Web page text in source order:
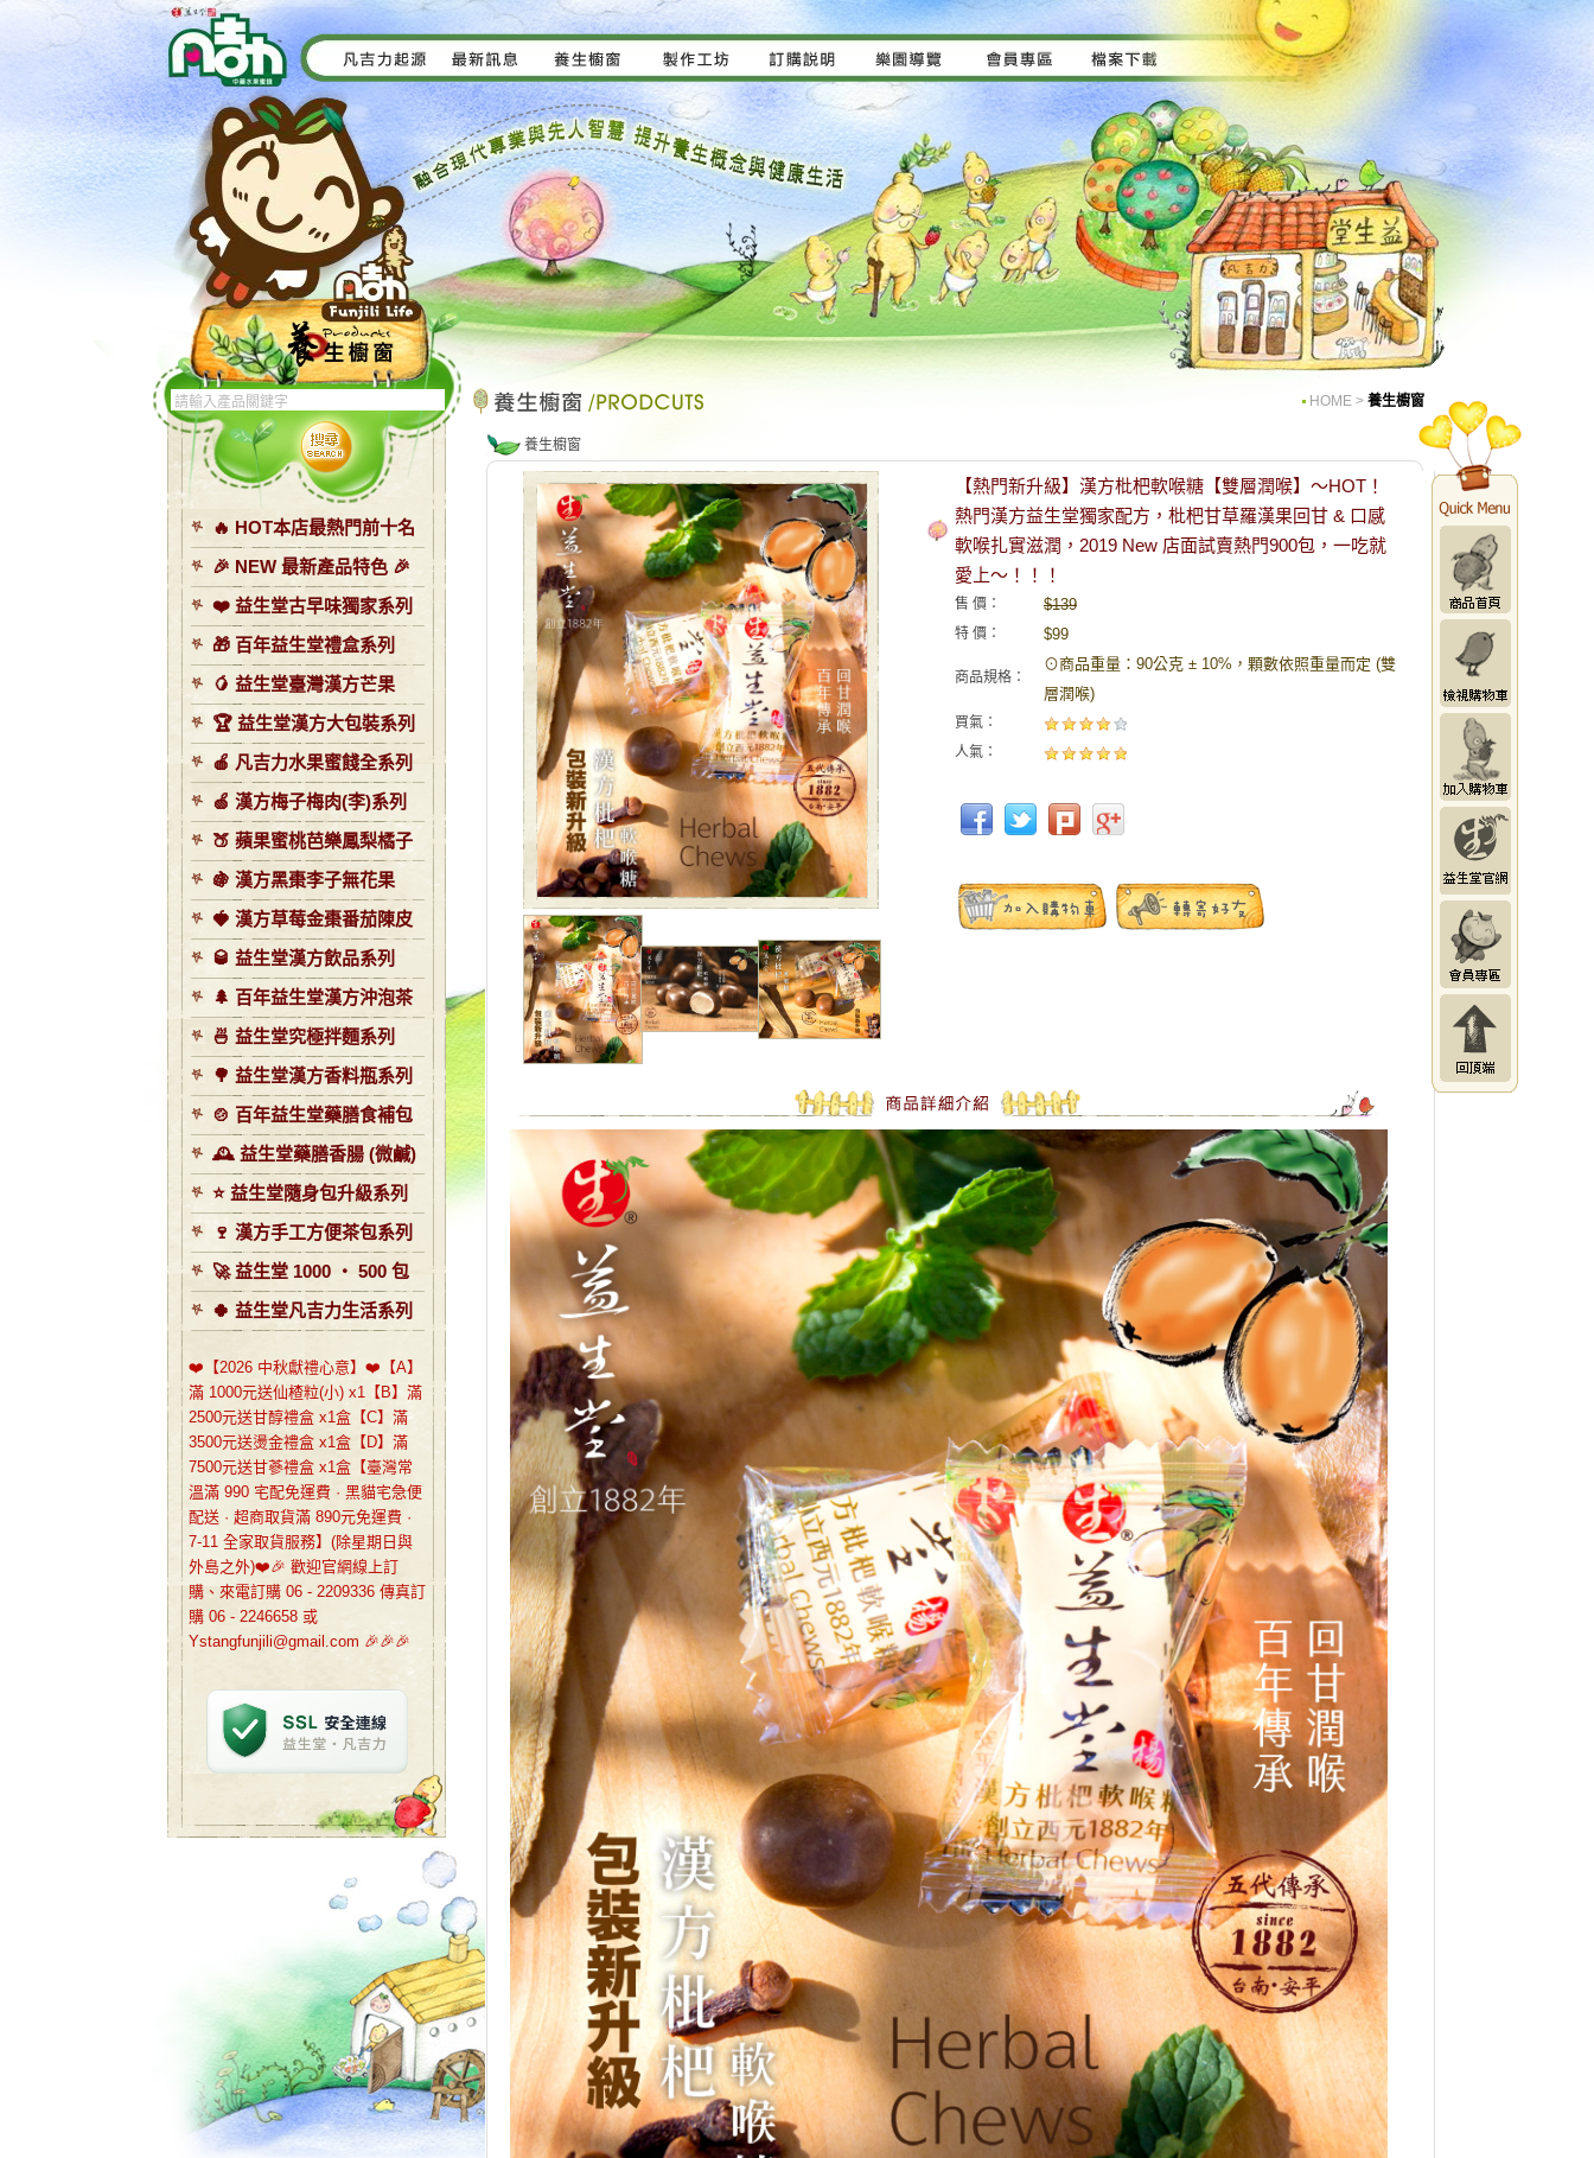
🔥 HOT本店最熱門前十名
🎉 NEW 最新產品特色 🎉
❤️ 益生堂古早味獨家系列
🎁 百年益生堂禮盒系列
🥭 益生堂臺灣漢方芒果
🏆 益生堂漢方大包裝系列
🍎 凡吉力水果蜜餞全系列
🍏 漢方梅子梅肉(李)系列
🍑 蘋果蜜桃芭樂鳳梨橘子
🍇 漢方黑棗李子無花果
🍓 漢方草莓金棗番茄陳皮
🥃 益生堂漢方飲品系列
🌲 百年益生堂漢方沖泡茶
🍜 益生堂究極拌麵系列
🌳 益生堂漢方香料瓶系列
🍲 百年益生堂藥膳食補包
🕰️ 益生堂藥膳香腸 (微鹹)
⭐️ 益生堂隨身包升級系列
🍷 漢方手工方便茶包系列
🚀 益生堂 1000 ‧ 500 包
🍀 益生堂凡吉力生活系列
❤️【2026 中秋獻禮心意】❤️【A】
滿 1000元送仙楂粒(小) x1【B】滿
2500元送甘醇禮盒 x1盒【C】滿
3500元送燙金禮盒 x1盒【D】滿
7500元送甘蔘禮盒 x1盒【臺灣常
溫滿 990 宅配免運費 · 黑貓宅急便
配送 · 超商取貨滿 890元免運費 ·
7-11 全家取貨服務】(除星期日與
外島之外)❤️🎉 歡迎官網線上訂
購、來電訂購 06 - 2209336 傳真訂
購 06 - 2246658 或
Ystangfunjili@gmail.com 🎉🎉🎉
HOME > 養生櫥窗
養生櫥窗
【熱門新升級】漢方枇杷軟喉糖【雙層潤喉】～HOT！
熱門漢方益生堂獨家配方，枇杷甘草羅漢果回甘 & 口感
軟喉扎實滋潤，2019 New 店面試賣熱門900包，一吃就
愛上～！！！
售 價： $139
特 價： $99
商品規格：
⊙商品重量：90公克 ± 10%，顆數依照重量而定 (雙
層潤喉)
買氣：
人氣：